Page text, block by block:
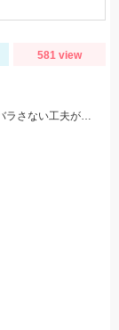
581 view
初挑戦のスタッフもしっかりキャッチ♪大きいサイズはバラさない工夫が必要ですね。